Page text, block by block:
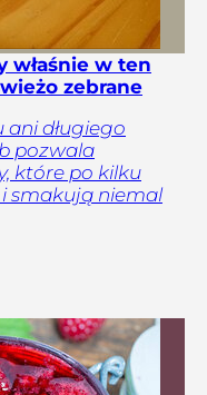
właśnie w ten
zebrane
długiego
pozwala
które po kilku
smakują niemal